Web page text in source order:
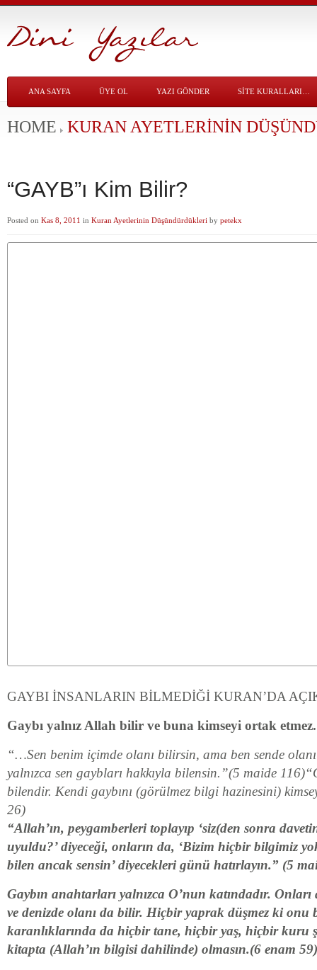
ANA SAYFA ÜYE OL YAZI GÖNDER SITE KURALLARI…
HOME KURAN AYETLERININ
“GAYB”ı Kim Bilir?
Posted on Kas 8, 2011 in Kuran Ayetlerinin Düşündürdükleri by petekx
GAYBI İNSANLARIN BİLMEDİĞİ KURAN’DA
Gaybı yalnız Allah bilir ve buna kimseyi ortak etmez.
“…Sen benim içimde olanı bilirsin, ama ben sende
yalnızca sen gaybları hakkıyla bilensin.”(5 maide
bilendir. Kendi gaybını (görülmez bilgi hazinesini)
26)
“Allah’ın, peygamberleri toplayıp ‘siz(den sonra
uyuldu?’ diyeceği, onların da, ‘Bizim hiçbir bilgimiz
bilen ancak sensin’ diyecekleri günü hatırlayın.” (5
Gaybın anahtarları yalnızca O’nun katındadır.
ve denizde olanı da bilir. Hiçbir yaprak düşmez ki onu
karanlıklarında da hiçbir tane, hiçbir yaş, hiçbir kuru
kitapta (Allah’ın bilgisi dahilinde) olmasın.(6 enam 59)